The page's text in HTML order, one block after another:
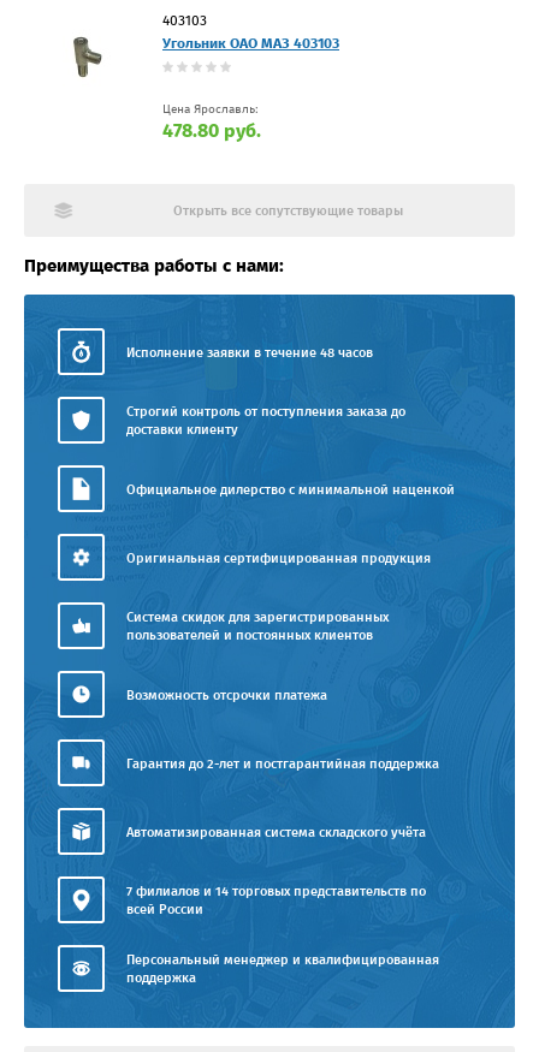
403103
Угольник ОАО МАЗ 403103
Цена Ярославль:
478.80 руб.
Открыть все сопутствующие товары
Преимущества работы с нами:
Исполнение заявки в течение 48 часов
Строгий контроль от поступления заказа до
доставки клиенту
Официальное дилерство с минимальной наценкой
Оригинальная сертифицированная продукция
Система скидок для зарегистрированных
пользователей и постоянных клиентов
Возможность отсрочки платежа
Гарантия до 2-лет и постгарантийная поддержка
Автоматизированная система складского учёта
7 филиалов и 14 торговых представительств по
всей России
Персональный менеджер и квалифицированная
поддержка